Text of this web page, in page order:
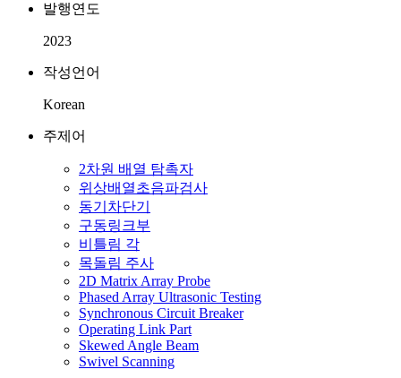
발행연도
2023
작성언어
Korean
주제어
2차원 배열 탐촉자
위상배열초음파검사
동기차단기
구동링크부
비틀림 각
목돌림 주사
2D Matrix Array Probe
Phased Array Ultrasonic Testing
Synchronous Circuit Breaker
Operating Link Part
Skewed Angle Beam
Swivel Scanning